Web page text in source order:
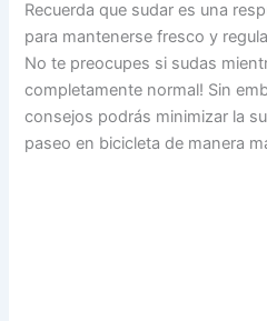
Recuerda que sudar es una
para mantenerse fresco y
No te preocupes si sudas
completamente normal! Sin
consejos podrás minimizar la
paseo en bicicleta de manera